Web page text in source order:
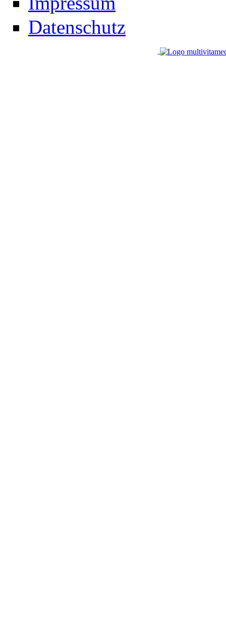
Datenschutz